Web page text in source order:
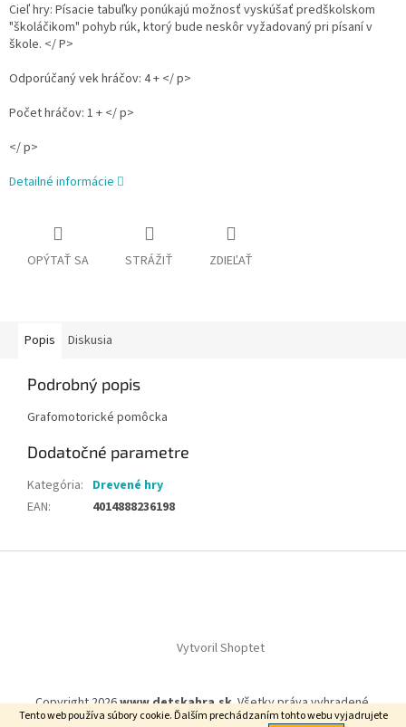
Tento web používa súbory cookie. Ďalším prechádzaním tohto webu vyjadrujete
Cieľ hry: Písacie tabuľky ponúkajú možnosť vyskúšať predškolskom
"školáčikom" pohyb rúk, ktorý bude neskôr vyžadovaný pri písaní v
škole. </ P>
Odporúčaný vek hráčov: 4 + </ p>
Počet hráčov: 1 + </ p>
</ p>
Detailné informácie
OPÝTAŤ SA STRÁŽIŤ ZDIEĽAŤ
Popis Diskusia
Podrobný popis
Grafomotorické pomôcka
Dodatočné parametre
Kategória: Drevené hry
EAN: 4014888236198
Vytvoril Shoptet
Copyright 2026www.detskahra.sk. Všetky práva vyhradené.